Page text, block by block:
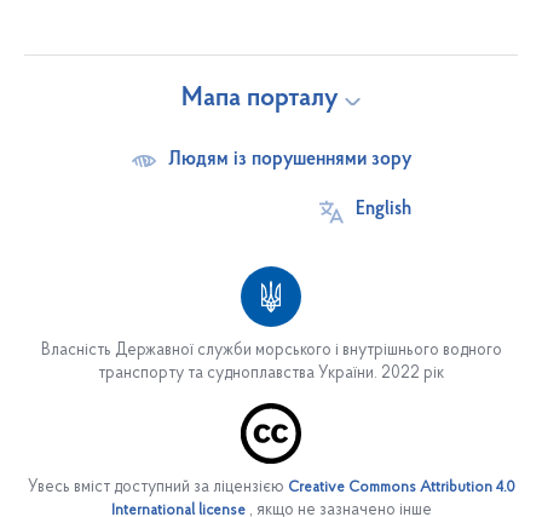
Власність Державної служби морського і внутрішнього водного
транспорту та судноплавства України. 2022 рік
Мапа порталу
Людям із порушеннями зору
English
Структура служби
Увесь вміст доступний за ліцензією Creative Commons Attribution 4.0
International license, якщо не зазначено інше